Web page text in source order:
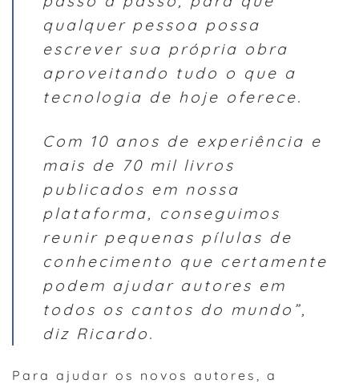
qualquer pessoa possa
escrever sua própria obra
aproveitando tudo o que a
tecnologia de hoje oferece.
Com 10 anos de experiência e
mais de 70 mil livros
publicados em nossa
plataforma, conseguimos
reunir pequenas pílulas de
conhecimento que certamente
podem ajudar autores em
todos os cantos do mundo”,
diz Ricardo.
Para ajudar os novos autores, a